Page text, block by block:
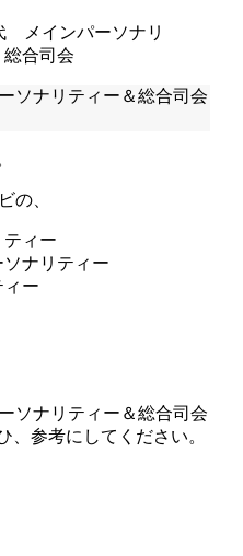
ソナリティー＆総合司会
の、
ィー
ナリティー
ィー
ソナリティー＆総合司会
、参考にしてください。